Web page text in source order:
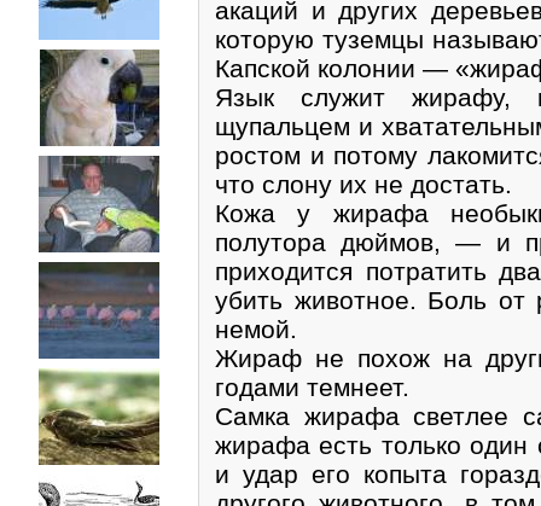
акаций и других
которую туземцы
Капской колонии —
Язык служит жирафу,
щупальцем и
ростом и потому
что слону их не достать.
Кожа у жирафа
полутора дюймов, — и
приходится потратить
убить животное. Боль
немой.
Жираф не похож на
годами темнеет.
Самка жирафа светлее
жирафа есть только
и удар его копыта